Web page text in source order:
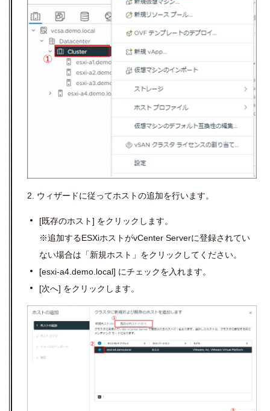
2. ウィザードに従ってホストの追加を行います。
[既存のホスト] をクリックします。
※追加するESXiホストがvCenter Serverに登録されてい
ない場合は「新規ホスト」をクリックしてください。
[esxi-a4.demo.local] にチェックを入れます。
[次へ] をクリックします。